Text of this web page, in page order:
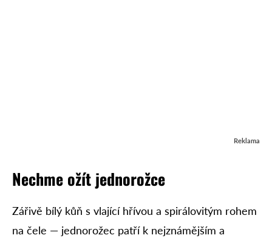
Reklama
Nechme ožít jednorožce
Zářivě bílý kůň s vlající hřívou a spirálovitým rohem
na čele — jednorožec patří k nejznámějším a